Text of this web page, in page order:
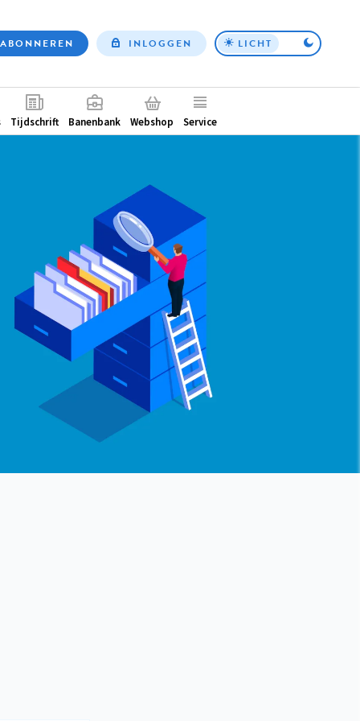
Top
ABONNEREN INLOGGEN LICHT
Tijdschrift Banenbank Webshop Service